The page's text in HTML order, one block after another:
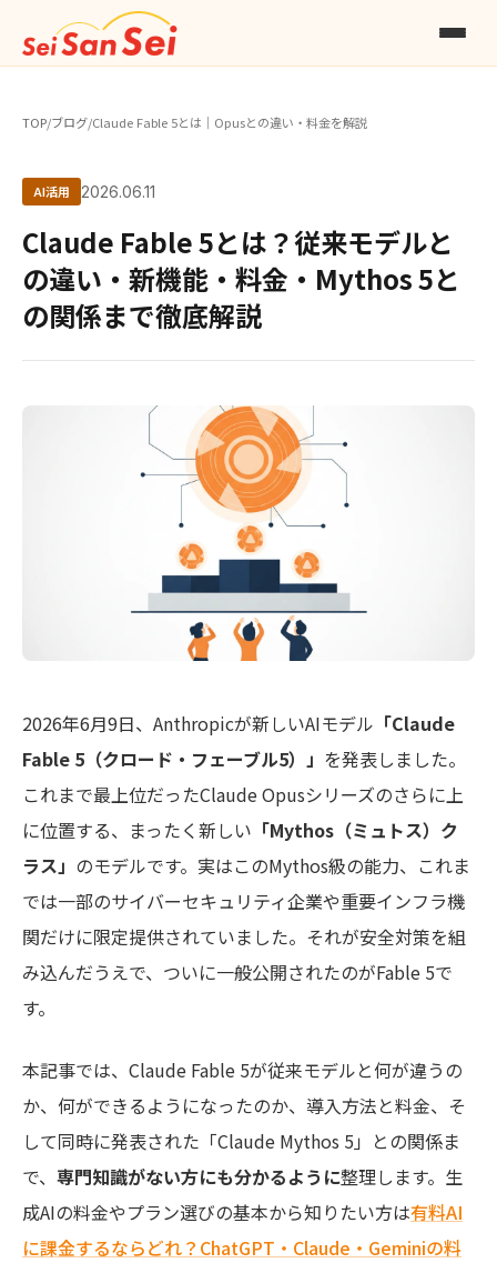
TOP/ブログ/Claude Fable 5とは｜Opusとの違い・料金を解説
AI活用 2026.06.11
Claude Fable 5とは？従来モデルと
の違い・新機能・料金・Mythos 5と
の関係まで徹底解説
2026年6月9日、Anthropicが新しいAIモデル 「Claude
Fable 5（クロード・フェーブル5）」 を発表しました。
これまで最上位だったClaude Opusシリーズのさらに上
に位置する、まったく新しい 「Mythos（ミュトス）ク
ラス」 のモデルです。実はこのMythos級の能力、これま
では一部のサイバーセキュリティ企業や重要インフラ機
関だけに限定提供されていました。それが安全対策を組
み込んだうえで、ついに一般公開されたのがFable 5で
す。
本記事では、Claude Fable 5が従来モデルと何が違うの
か、何ができるようになったのか、導入方法と料金、そ
して同時に発表された「Claude Mythos 5」との関係ま
で、 専門知識がない方にも分かるように整理します。生
成AIの料金やプラン選びの基本から知りたい方は有料AI
に課金するならどれ？ChatGPT・Claude・Geminiの料